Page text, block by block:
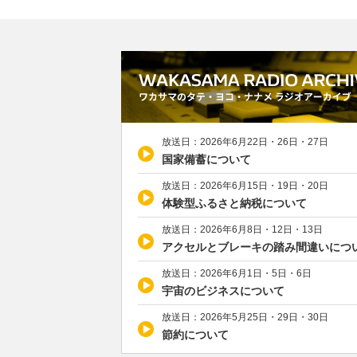
放送日：2026年6月22日・26日・27日
国家備蓄について
放送日：2026年6月15日・19日・20日
体験型ふるさと納税について
放送日：2026年6月8日・12日・13日
アクセルとブレーキの踏み間違いにつ
放送日：2026年6月1日・5日・6日
宇宙のビジネスについて
放送日：2026年5月25日・29日・30日
節約について